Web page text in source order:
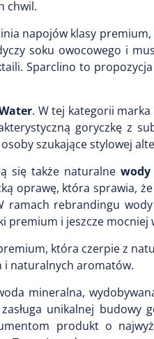
chwil.
napojów klasy
soku owocowego i
Sparclino to
. W tej kategorii
goryczkę z
szukające stylowej
się także naturalne
oprawę, która sprawia,
ramach rebrandingu
premium i jeszcze mocniej
która czerpie z
i naturalnych aromatów.
mineralna,
unikalnej
produkt o